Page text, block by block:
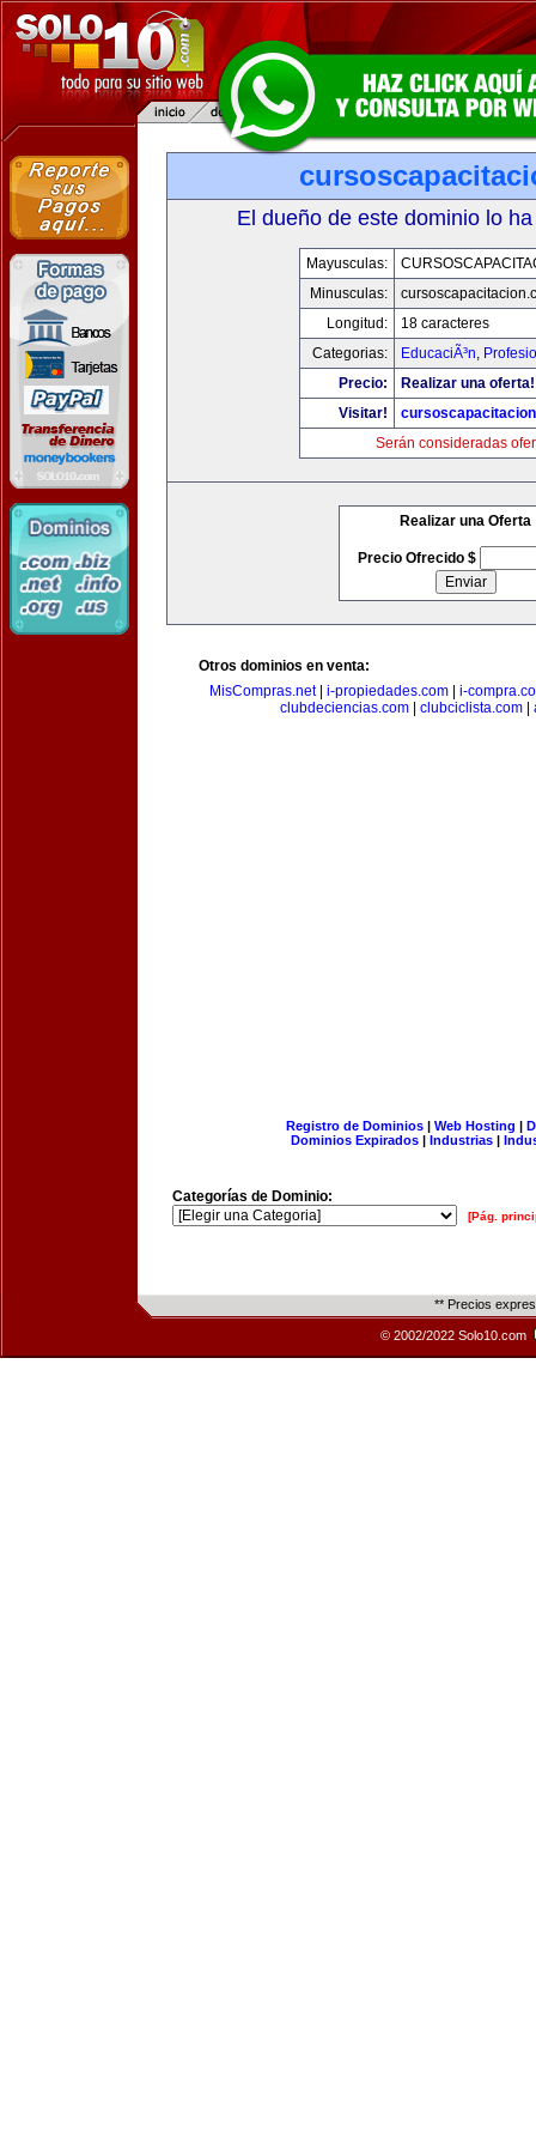
El dueño de este dominio lo
Mayusculas:
Minusculas:
Longitud:
18 caracteres
Categorias:
EducaciÃ³n,
Precio:
Realizar una oferta!
Visitar!
Serán consideradas
Realizar una Oferta
Precio Ofrecido $
Otros dominios en venta:
MisCompras.net| i-propiedades.com| i-
clubdeciencias.com
clubciclista.com
Registro de Dominios| Web Hosting |
Dominios Expirados | Industrias |
Categorías de Dominio:
[Pág.
** Precios
© 2002/2022 Solo10.com